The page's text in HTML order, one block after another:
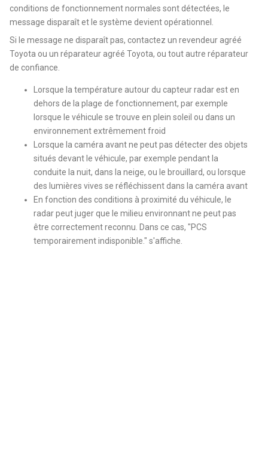
conditions de fonctionnement normales sont détectées, le
message disparaît et le système devient opérationnel.
Si le message ne disparaît pas, contactez un revendeur agréé
Toyota ou un réparateur agréé Toyota, ou tout autre réparateur
de confiance.
Lorsque la température autour du capteur radar est en
dehors de la plage de fonctionnement, par exemple
lorsque le véhicule se trouve en plein soleil ou dans un
environnement extrêmement froid
Lorsque la caméra avant ne peut pas détecter des objets
situés devant le véhicule, par exemple pendant la
conduite la nuit, dans la neige, ou le brouillard, ou lorsque
des lumières vives se réfléchissent dans la caméra avant
En fonction des conditions à proximité du véhicule, le
radar peut juger que le milieu environnant ne peut pas
être correctement reconnu. Dans ce cas, "PCS
temporairement indisponible." s'affiche.